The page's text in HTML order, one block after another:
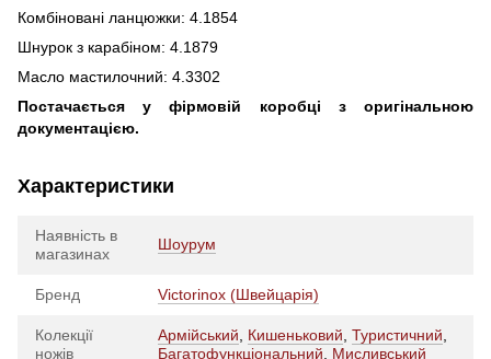
Комбіновані ланцюжки: 4.1854
Шнурок з карабіном: 4.1879
Масло мастилочний: 4.3302
Постачається у фірмовій коробці з оригінальною
документацією.
Характеристики
Наявність в
магазинах
Шоурум
Бренд Victorinox (Швейцарія)
Колекції
ножів
Армійський, Кишеньковий, Туристичний,
Багатофункціональний, Мисливський